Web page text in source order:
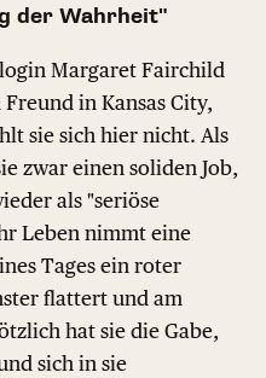
der Wahrheit"
Margaret Fairchild
in Kansas City,
sie sich hier nicht. Als
zwar einen soliden Job,
als "seriöse
Leben nimmt eine
Tages ein roter
flattert und am
hat sie die Gabe,
sich in sie